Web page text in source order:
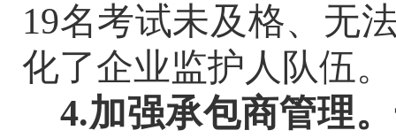
19名考试未及格、无
化了企业监护人队伍。
4.加强承包商管理。